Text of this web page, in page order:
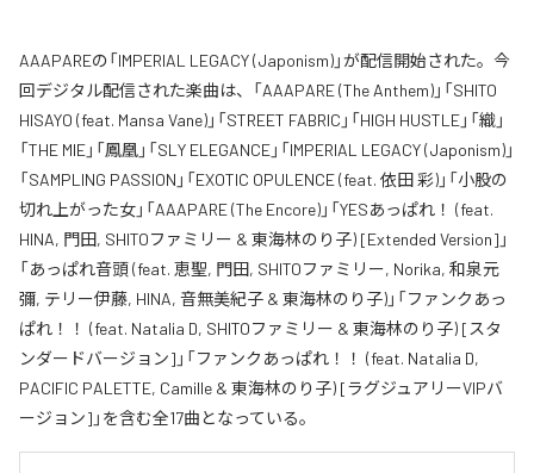
AAAPAREの「IMPERIAL LEGACY (Japonism)」が配信開始された。今
回デジタル配信された楽曲は、「AAAPARE (The Anthem)」「SHITO
HISAYO (feat. Mansa Vane)」「STREET FABRIC」「HIGH HUSTLE」「織」
「THE MIE」「鳳凰」「SLY ELEGANCE」「IMPERIAL LEGACY (Japonism)」
「SAMPLING PASSION」「EXOTIC OPULENCE (feat. 依田 彩)」「小股の
切れ上がった女」「AAAPARE (The Encore)」「YESあっぱれ！ (feat.
HINA, 門田, SHITOファミリー & 東海林のり子) [Extended Version]」
「あっぱれ音頭 (feat. 恵聖, 門田, SHITOファミリー, Norika, 和泉元
彌, テリー伊藤, HINA, 音無美紀子 & 東海林のり子)」「ファンクあっ
ぱれ！！ (feat. Natalia D, SHITOファミリー & 東海林のり子) [スタ
ンダードバージョン]」「ファンクあっぱれ！！ (feat. Natalia D,
PACIFIC PALETTE, Camille & 東海林のり子) [ラグジュアリーVIPバ
ージョン]」を含む全17曲となっている。